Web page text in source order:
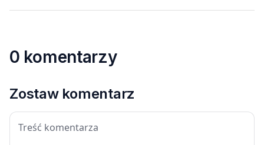
0 komentarzy
Zostaw komentarz